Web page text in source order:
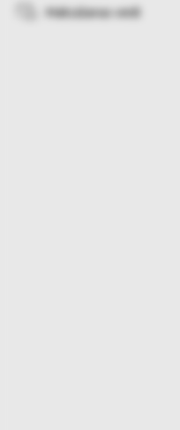
Maksāšanas veidi